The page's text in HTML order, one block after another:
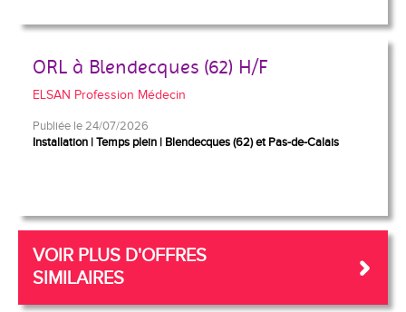
ORL à Blendecques (62) H/F
ELSAN Profession Médecin
Publiée le 24/07/2026
Installation Temps plein Blendecques (62) et Pas-de-Calais
VOIR PLUS D'OFFRES
SIMILAIRES